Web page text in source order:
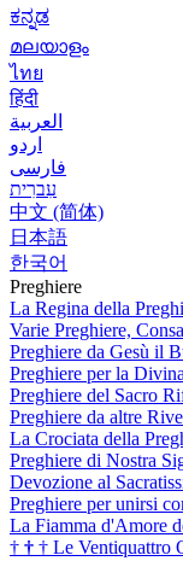
ಕನ್ನಡ
മലയാളം
ไทย
हिंदी
العربية
اردو
فارسی
עִברִית
中文 (简体)
日本語
한국어
Preghiere
La Regina della
Varie Preghiere,
Preghiere da Gesù il
Preghiere per la
Preghiere del Sacro
Preghiere da altre
La Crociata della
Preghiere di Nostra
Devozione al
Preghiere per unirsi
La Fiamma d'Amore
† † † Le Ventiquattro